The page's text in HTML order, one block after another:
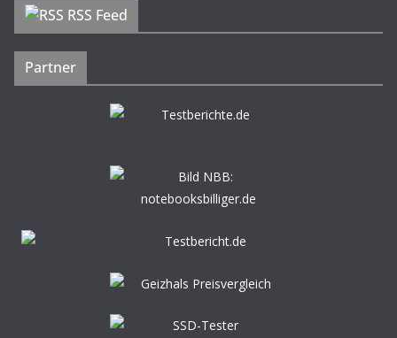
RSS Feed
Partner